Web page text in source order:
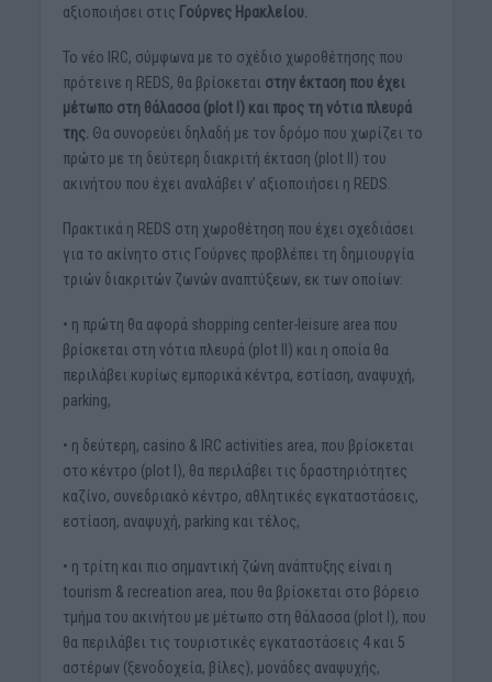
αξιοποιήσει στις Γούρνες Ηρακλείου.
Το νέο IRC, σύμφωνα με το σχέδιο χωροθέτησης που
πρότεινε η REDS, θα βρίσκεται στην έκταση που έχει
μέτωπο στη θάλασσα (plot I) και προς τη νότια πλευρά
της. Θα συνορεύει δηλαδή με τον δρόμο που χωρίζει το
πρώτο με τη δεύτερη διακριτή έκταση (plot II) του
ακινήτου που έχει αναλάβει ν’ αξιοποιήσει η REDS.
Πρακτικά η REDS στη χωροθέτηση που έχει σχεδιάσει
για το ακίνητο στις Γούρνες προβλέπει τη δημιουργία
τριών διακριτών ζωνών αναπτύξεων, εκ των οποίων:
• η πρώτη θα αφορά shopping center-leisure area που
βρίσκεται στη νότια πλευρά (plot II) και η οποία θα
περιλάβει κυρίως εμπορικά κέντρα, εστίαση, αναψυχή,
parking,
• η δεύτερη, casino & IRC activities area, που βρίσκεται
στο κέντρο (plot I), θα περιλάβει τις δραστηριότητες
καζίνο, συνεδριακό κέντρο, αθλητικές εγκαταστάσεις,
εστίαση, αναψυχή, parking και τέλος,
• η τρίτη και πιο σημαντική ζώνη ανάπτυξης είναι η
tourism & recreation area, που θα βρίσκεται στο βόρειο
τμήμα του ακινήτου με μέτωπο στη θάλασσα (plot I), που
θα περιλάβει τις τουριστικές εγκαταστάσεις 4 και 5
αστέρων (ξενοδοχεία, βίλες), μονάδες αναψυχής,